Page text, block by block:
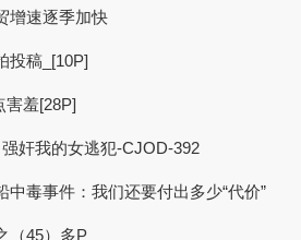
增速逐季加快
投稿_[10P]
害羞[28P]
奸我的女逃犯-CJOD-392
中毒事件：我们还要付出多少“代价”
（45）多P